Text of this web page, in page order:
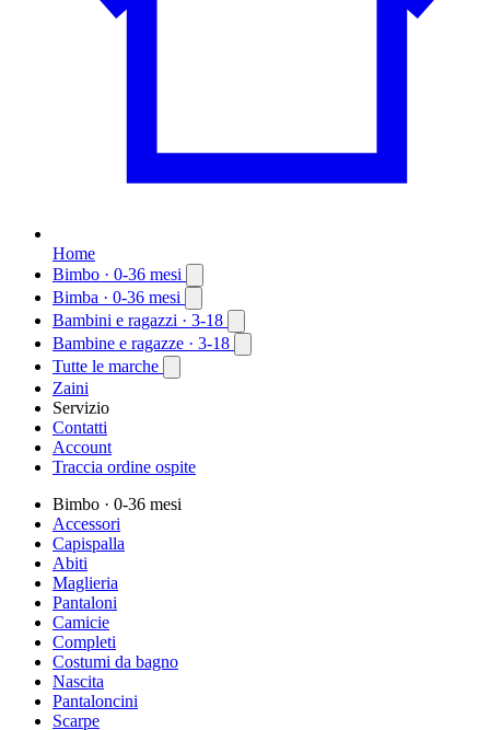
Home
Bimbo · 0-36 mesi
Bimba · 0-36 mesi
Bambini e ragazzi · 3-18
Bambine e ragazze · 3-18
Tutte le marche
Zaini
Servizio
Contatti
Account
Traccia ordine ospite
Bimbo · 0-36 mesi
Accessori
Capispalla
Abiti
Maglieria
Pantaloni
Camicie
Completi
Costumi da bagno
Nascita
Pantaloncini
Scarpe